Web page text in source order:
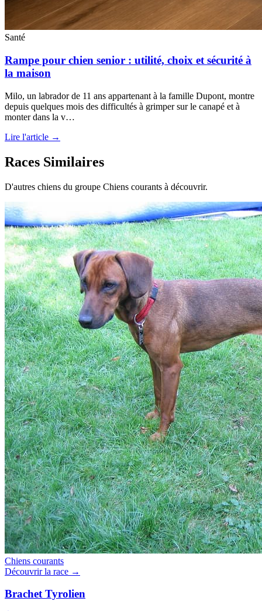
Santé
Rampe pour chien senior : utilité, choix et sécurité à
la maison
Milo, un labrador de 11 ans appartenant à la famille Dupont, montre
depuis quelques mois des difficultés à grimper sur le canapé et à
monter dans la v…
Lire l'article →
Races Similaires
D'autres chiens du groupe Chiens courants à découvrir.
Chiens courants
Découvrir la race →
Brachet Tyrolien